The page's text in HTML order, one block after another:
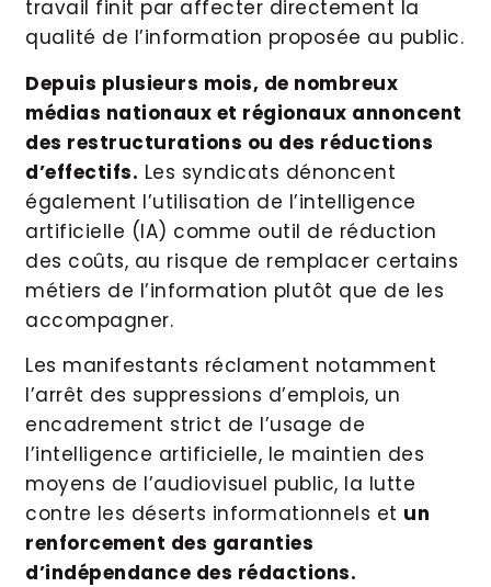
travail finit par affecter directement la
qualité de l’information proposée au public.
Depuis plusieurs mois, de nombreux
médias nationaux et régionaux annoncent
des restructurations ou des réductions
d’effectifs. Les syndicats dénoncent
également l’utilisation de l’intelligence
artificielle (IA) comme outil de réduction
des coûts, au risque de remplacer certains
métiers de l’information plutôt que de les
accompagner.
Les manifestants réclament notamment
l’arrêt des suppressions d’emplois, un
encadrement strict de l’usage de
l’intelligence artificielle, le maintien des
moyens de l’audiovisuel public, la lutte
contre les déserts informationnels et un
renforcement des garanties
d’indépendance des rédactions.